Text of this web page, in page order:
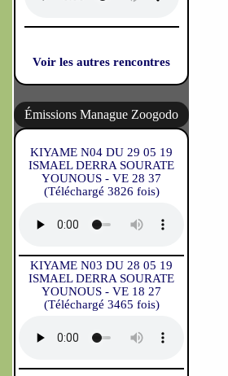
Voir les autres rencontres
Émissions Manague Zoogodo
KIYAME N04 DU 29 05 19
ISMAEL DERRA SOURATE
YOUNOUS - VE 28 37
(Téléchargé 3826 fois)
KIYAME N03 DU 28 05 19
ISMAEL DERRA SOURATE
YOUNOUS - VE 18 27
(Téléchargé 3465 fois)